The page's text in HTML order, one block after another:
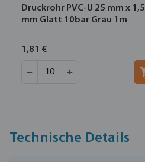
Druckrohr PVC-U 25 mm x 1,5
mm Glatt 10bar Grau 1m
1,81 €
Technische Details